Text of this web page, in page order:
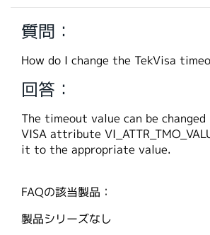
VIỆT NAM
简体中文
日本語
韓国語
繁體中文
質問：
How do I change the TekVisa
回答：
The timeout value can be
VISA attribute
it to the appropriate value.
FAQの該当製品：
製品シリーズなし